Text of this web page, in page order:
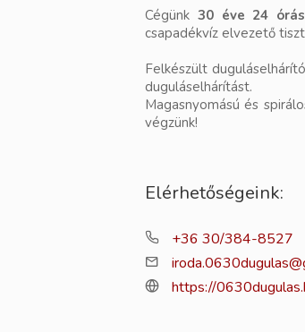
Cégünk 30 éve 24 órás
csapadékvíz elvezető
Felkészült
duguláselhárítást.
Magasnyomású és
végzünk!
Elérhetőségeink:
+36 30/384-8527
https://